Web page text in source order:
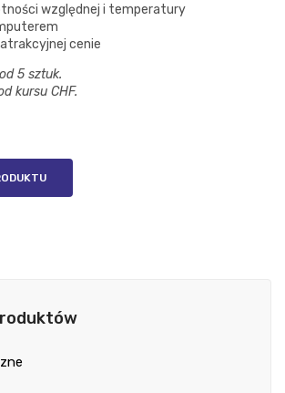
względnej i temperatury
cenie
5 sztuk.
kursu CHF.